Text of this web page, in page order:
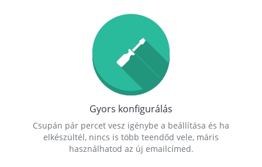
Gyors konfigurálás
Csupán pár percet vesz igénybe a beállítása és ha
elkészültél, nincs is több teendőd vele, máris
használhatod az új emailcímed.